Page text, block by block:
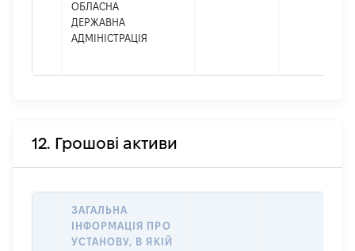
ОБЛАСНА
ДЕРЖАВНА
АДМІНІСТРАЦІЯ
12. Грошові активи
ЗАГАЛЬНА
ІНФОРМАЦІЯ ПРО
УСТАНОВУ, В ЯКІЙ